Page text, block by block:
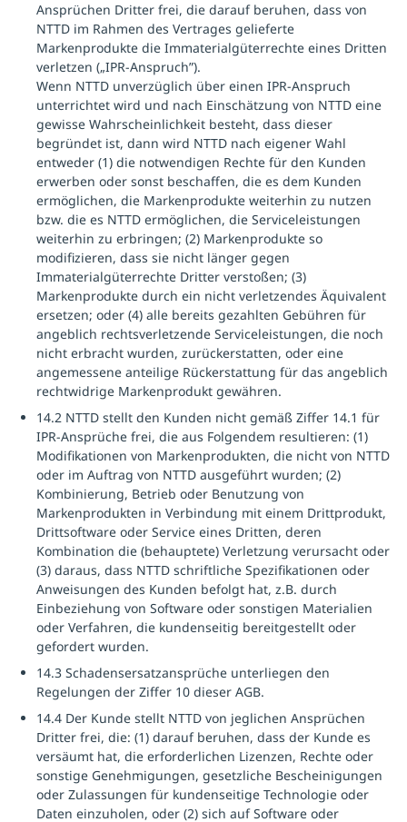
Ansprüchen Dritter frei, die darauf beruhen, dass von
NTTD im Rahmen des Vertrages gelieferte
Markenprodukte die Immaterialgüterrechte eines Dritten
verletzen („IPR-Anspruch”).
Wenn NTTD unverzüglich über einen IPR-Anspruch
unterrichtet wird und nach Einschätzung von NTTD eine
gewisse Wahrscheinlichkeit besteht, dass dieser
begründet ist, dann wird NTTD nach eigener Wahl
entweder (1) die notwendigen Rechte für den Kunden
erwerben oder sonst beschaffen, die es dem Kunden
ermöglichen, die Markenprodukte weiterhin zu nutzen
bzw. die es NTTD ermöglichen, die Serviceleistungen
weiterhin zu erbringen; (2) Markenprodukte so
modifizieren, dass sie nicht länger gegen
Immaterialgüterrechte Dritter verstoßen; (3)
Markenprodukte durch ein nicht verletzendes Äquivalent
ersetzen; oder (4) alle bereits gezahlten Gebühren für
angeblich rechtsverletzende Serviceleistungen, die noch
nicht erbracht wurden, zurückerstatten, oder eine
angemessene anteilige Rückerstattung für das angeblich
rechtwidrige Markenprodukt gewähren.
14.2 NTTD stellt den Kunden nicht gemäß Ziffer 14.1 für
IPR-Ansprüche frei, die aus Folgendem resultieren: (1)
Modifikationen von Markenprodukten, die nicht von NTTD
oder im Auftrag von NTTD ausgeführt wurden; (2)
Kombinierung, Betrieb oder Benutzung von
Markenprodukten in Verbindung mit einem Drittprodukt,
Drittsoftware oder Service eines Dritten, deren
Kombination die (behauptete) Verletzung verursacht oder
(3) daraus, dass NTTD schriftliche Spezifikationen oder
Anweisungen des Kunden befolgt hat, z.B. durch
Einbeziehung von Software oder sonstigen Materialien
oder Verfahren, die kundenseitig bereitgestellt oder
gefordert wurden.
14.3 Schadensersatzansprüche unterliegen den
Regelungen der Ziffer 10 dieser AGB.
14.4 Der Kunde stellt NTTD von jeglichen Ansprüchen
Dritter frei, die: (1) darauf beruhen, dass der Kunde es
versäumt hat, die erforderlichen Lizenzen, Rechte oder
sonstige Genehmigungen, gesetzliche Bescheinigungen
oder Zulassungen für kundenseitige Technologie oder
Daten einzuholen, oder (2) sich auf Software oder